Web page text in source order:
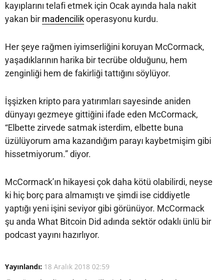
kayıplarını telafi etmek için Ocak ayında hala nakit
yakan bir madencilikoperasyonu kurdu.
Her şeye rağmen iyimserliğini koruyan McCormack,
yaşadıklarının harika bir tecrübe olduğunu, hem
zenginliği hem de fakirliği tattığını söylüyor.
İşşizken kripto para yatırımları sayesinde aniden
dünyayı gezmeye gittiğini ifade eden McCormack,
“Elbette zirvede satmak isterdim, elbette buna
üzülüyorum ama kazandığım parayı kaybetmişim gibi
hissetmiyorum.” diyor.
McCormack’ın hikayesi çok daha kötü olabilirdi, neyse
ki hiç borç para almamıştı ve şimdi ise ciddiyetle
yaptığı yeni işini seviyor gibi görünüyor. McCormack
şu anda What Bitcoin Did adında sektör odaklı ünlü bir
podcast yayını hazırlıyor.
Yayınlandı: 18 Aralık 2018 02:59